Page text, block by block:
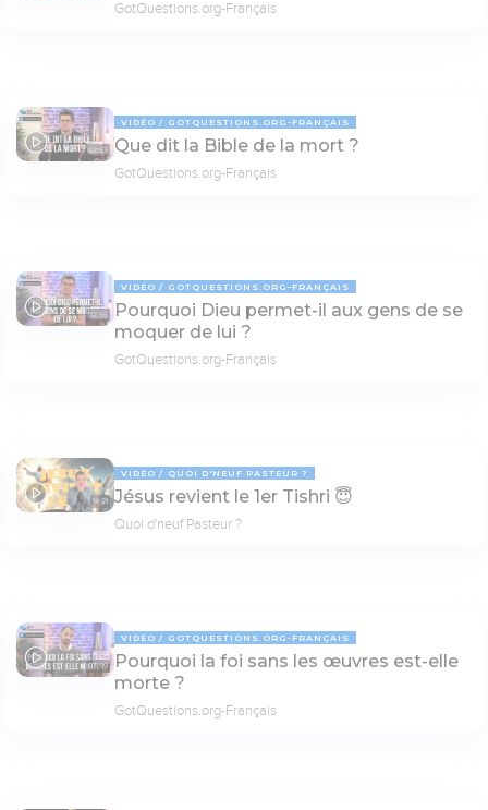
GotQuestions.org-Français
02:53
VIDÉO GOTQUESTIONS.ORG-FRANÇAIS
Que dit la Bible de la mort ?
GotQuestions.org-Français
02:55
VIDÉO GOTQUESTIONS.ORG-FRANÇAIS
Pourquoi Dieu permet-il aux gens de se
moquer de lui ?
GotQuestions.org-Français
14:21
VIDÉO QUOI D'NEUF PASTEUR ?
Jésus revient le 1er Tishri 😇
Quoi d'neuf Pasteur ?
07:59
VIDÉO GOTQUESTIONS.ORG-FRANÇAIS
Pourquoi la foi sans les œuvres est-elle
morte ?
GotQuestions.org-Français